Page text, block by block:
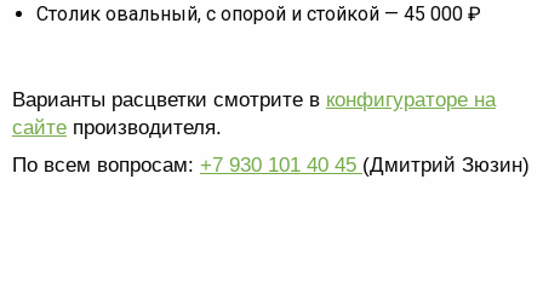
Столик овальный, с опорой и стойкой — 45 000 ₽
Варианты расцветки смотрите в конфигураторе на
сайте производителя.
По всем вопросам: +7 930 101 40 45 (Дмитрий Зюзин)